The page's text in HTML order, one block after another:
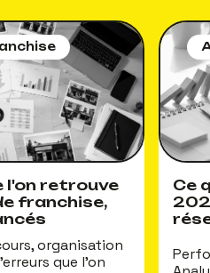
l'on retrouve
franchise,
organisation
que l'on
Ce